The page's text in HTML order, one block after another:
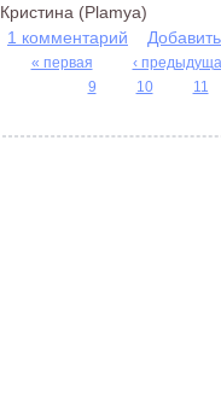
Кристина (Plamya)
1 комментарий
Страницы
« первая
‹
9
10 11